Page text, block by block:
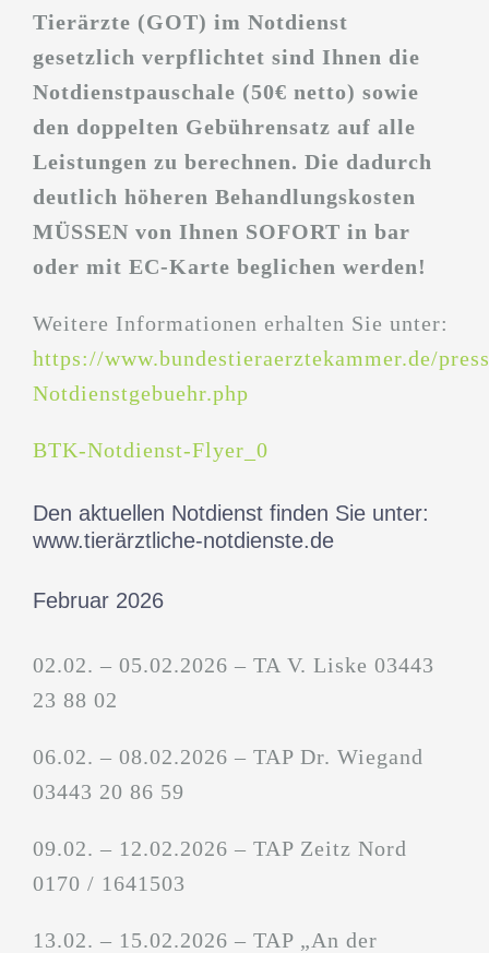
Tierärzte (GOT) im Notdienst
gesetzlich verpflichtet sind Ihnen die
Notdienstpauschale (50€ netto) sowie
den doppelten Gebührensatz auf alle
Leistungen zu berechnen. Die dadurch
deutlich höheren Behandlungskosten
MÜSSEN von Ihnen SOFORT in bar
oder mit EC-Karte beglichen werden!
Weitere Informationen erhalten Sie unter:
https://www.bundestieraerztekammer.de/
Notdienstgebuehr.php
BTK-Notdienst-Flyer_0
Den aktuellen Notdienst finden Sie unter:
www.tierärztliche-notdienste.de
Februar 2026
02.02. – 05.02.2026 – TA V. Liske 03443
23 88 02
06.02. – 08.02.2026 – TAP Dr. Wiegand
03443 20 86 59
09.02. – 12.02.2026 – TAP Zeitz Nord
0170 / 1641503
13.02. – 15.02.2026 – TAP „An der